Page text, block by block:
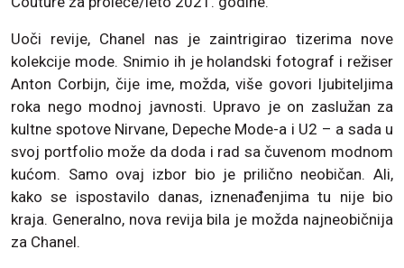
Uoči revije, Chanel nas je zaintrigirao tizerima nove
kolekcije mode. Snimio ih je holandski fotograf i režiser
Anton Corbijn, čije ime, možda, više govori ljubiteljima
roka nego modnoj javnosti. Upravo je on zaslužan za
kultne spotove Nirvane, Depeche Mode-a i U2 – a sada u
svoj portfolio može da doda i rad sa čuvenom modnom
kućom. Samo ovaj izbor bio je prilično neobičan. Ali,
kako se ispostavilo danas, iznenađenjima tu nije bio
kraja. Generalno, nova revija bila je možda najneobičnija
za Chanel.